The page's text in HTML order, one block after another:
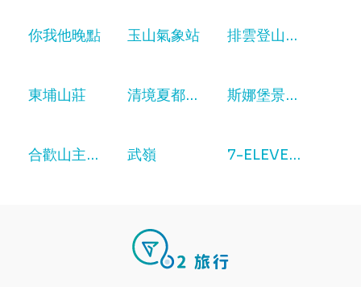
你我他晚點 玉山氣象站 排雲登山服務中心
東埔山莊 清境夏都夢幻山林渡假山莊 斯娜堡景觀餐廳
合歡山主峰步道 武嶺 7-ELEVEN 富嘉門市